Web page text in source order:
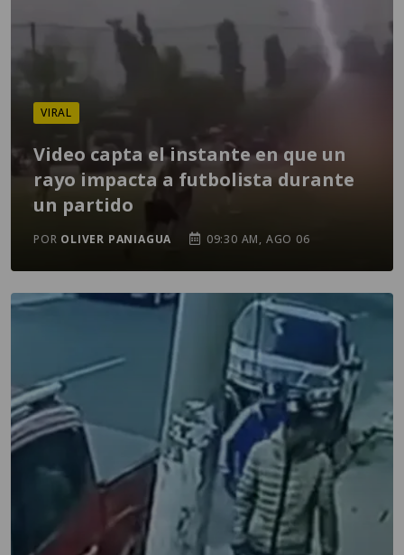
VIRAL
Video capta el instante en que un
rayo impacta a futbolista durante
un partido
POR OLIVER PANIAGUA 09:30 AM, AGO 06